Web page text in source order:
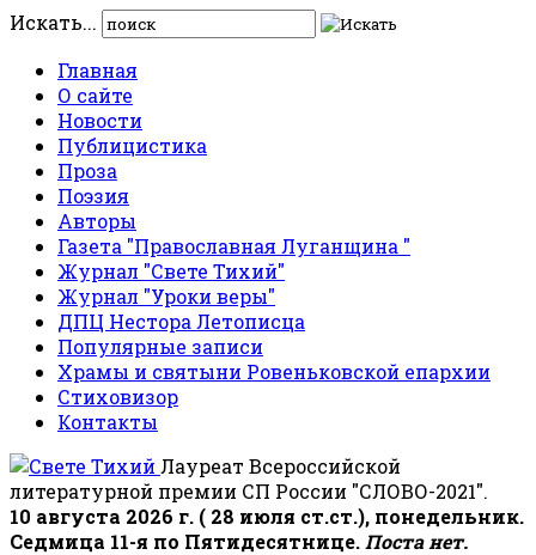
Искать...
Главная
О сайте
Новости
Публицистика
Проза
Поэзия
Авторы
Газета "Православная Луганщина "
Журнал "Свете Тихий"
Журнал "Уроки веры"
ДПЦ Нестора Летописца
Популярные записи
Храмы и святыни Ровеньковской епархии
Стиховизор
Контакты
Лауреат Всероссийской
литературной премии СП России "СЛОВО-2021".
10 августа 2026 г. ( 28 июля ст.ст.), понедельник.
Седмица 11-я по Пятидесятнице. Поста нет.